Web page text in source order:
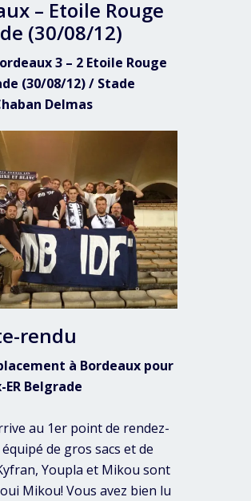
– Etoile Rouge
(30/08/12)
3 – 2 Etoile Rouge
(30/08/12) / Stade
Delmas
rendu
à Bordeaux pour
ER Belgrade
au 1er point de rendez-
de gros sacs et de
Youpla et Mikou sont
Mikou! Vous avez bien lu